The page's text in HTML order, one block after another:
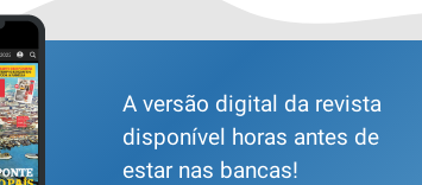
A versão digital da revista
disponível horas antes de
estar nas bancas!